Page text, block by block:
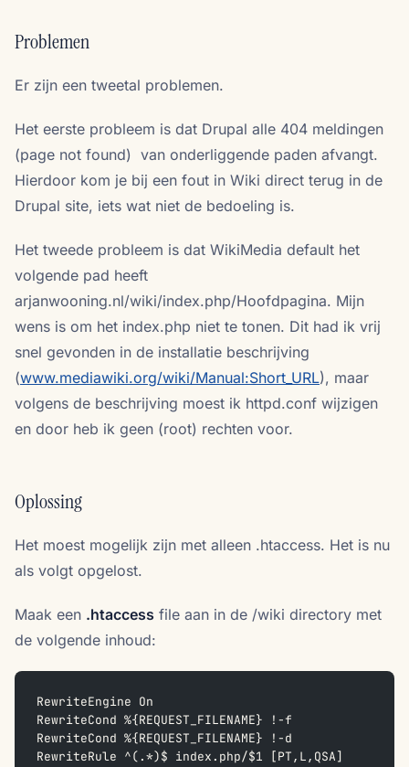
Problemen
Er zijn een tweetal problemen.
Het eerste probleem is dat Drupal alle 404 meldingen
(page not found) van onderliggende paden afvangt.
Hierdoor kom je bij een fout in Wiki direct terug in de
Drupal site, iets wat niet de bedoeling is.
Het tweede probleem is dat WikiMedia default het
volgende pad heeft
arjanwooning.nl/wiki/index.php/Hoofdpagina. Mijn
wens is om het index.php niet te tonen. Dit had ik vrij
snel gevonden in de installatie beschrijving
(www.mediawiki.org/wiki/Manual:Short_URL), maar
volgens de beschrijving moest ik httpd.conf wijzigen
en door heb ik geen (root) rechten voor.
Oplossing
Het moest mogelijk zijn met alleen .htaccess. Het is nu
als volgt opgelost.
Maak een .htaccess file aan in de /wiki directory met
de volgende inhoud:
RewriteEngine On
RewriteCond %{REQUEST_FILENAME} !-f
RewriteCond %{REQUEST_FILENAME} !-d
RewriteRule ^(.*)$ index.php/$1 [PT,L,QSA]